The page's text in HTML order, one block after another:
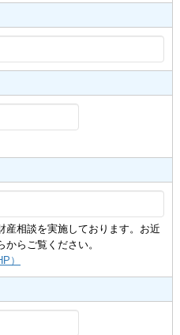
産相談を実施しております。お近
らご覧ください。
）